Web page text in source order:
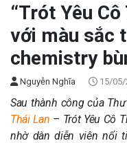
“Trót Yêu
với màu sắc
chemistry
Nguyễn Nghĩa 15/05/
Sau thành công của
Thái Lan – Trót Yêu Cô
nhờ dàn diễn viên nổi